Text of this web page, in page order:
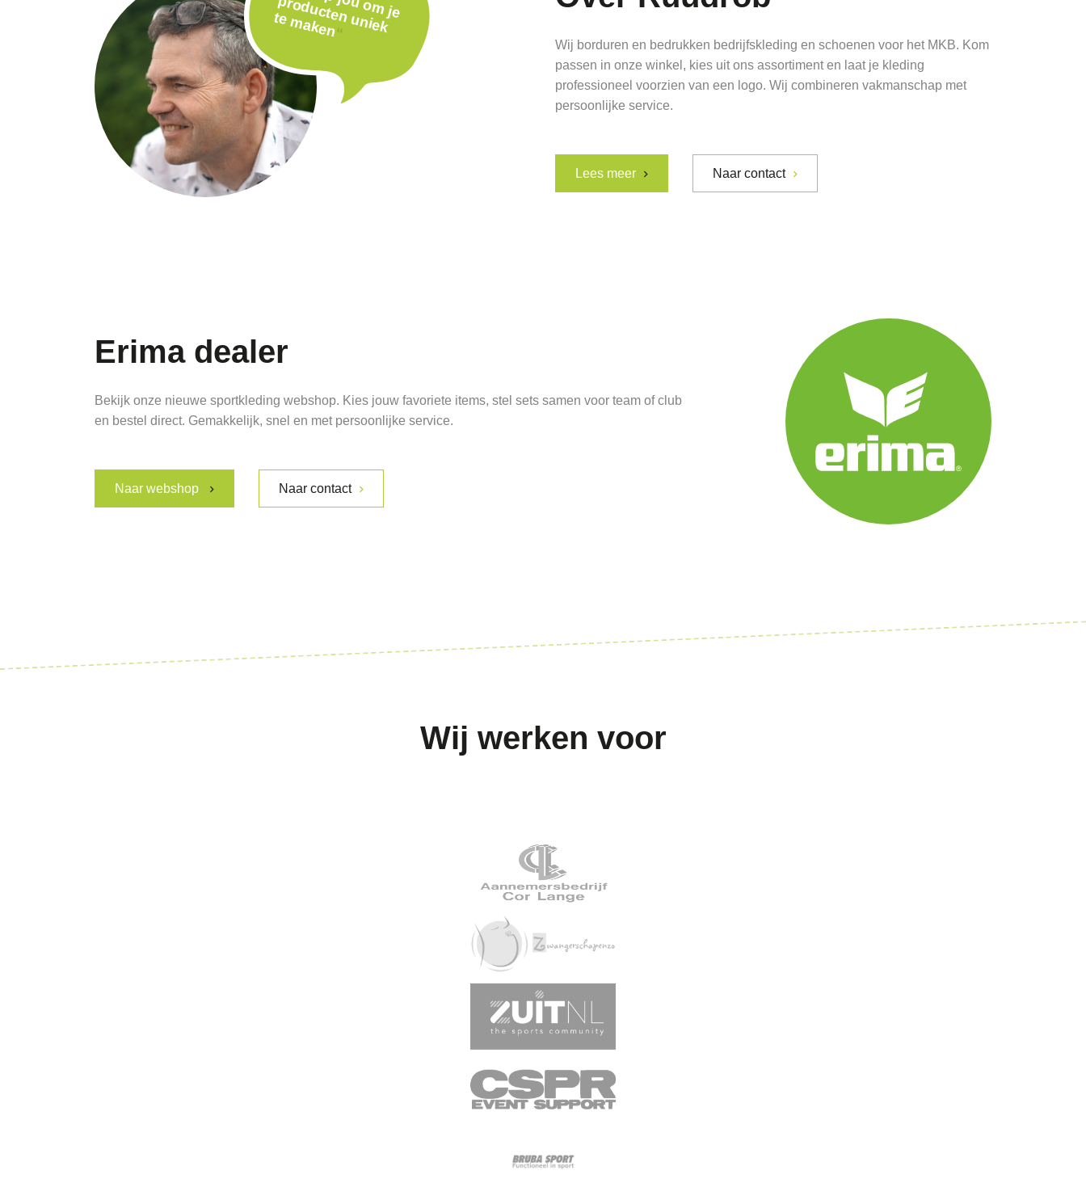
jo
u
p
n
te
n“
Wij borduren en bedrukken bedrijfskleding en schoenen voor het MKB. Kom
passen in onze winkel, kies uit ons assortiment en laat je kleding
professioneel voorzien van een logo. Wij combineren vakmanschap met
persoonlijke service.
Lees meer Naar contact
Erima dealer
Bekijk onze nieuwe sportkleding webshop. Kies jouw favoriete items, stel sets samen voor team of club
en bestel direct. Gemakkelijk, snel en met persoonlijke service.
Naar webshop Naar contact
Wij werken voor